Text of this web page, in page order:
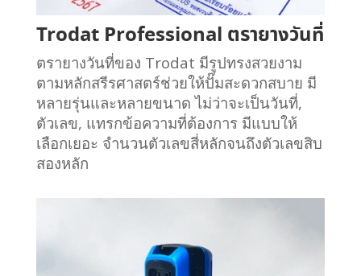
Trodat Professional ตรายางวันที่
ตรายางวันที่ของ Trodat มีรูปทรงสวยงาม
ตามหลักสรีรศาสตร์ช่วยให้ปั๊มสะดวกสบาย มี
หลายรุ่นและหลายขนาด ไม่ว่าจะเป็นวันที่,
ตัวเลข, แทรกข้อความที่ต้องการ มีแบบให้
เลือกเยอะ จำนวนตัวเลขสี่หลักจนถึงตัวเลขสิบ
สองหลัก